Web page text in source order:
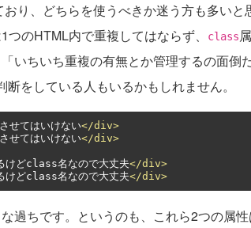
おり、どちらを使うべきか迷う方も多いと
つのHTML内で重複してはならず、 class
いちいち重複の有無とか管理するの面倒だ
をしている人もいるかもしれません。
せてはいけない</div>
せてはいけない</div>
けどclass名なので大丈夫</div>
けどclass名なので大丈夫</div>
過ちです。というのも、これら2つの属